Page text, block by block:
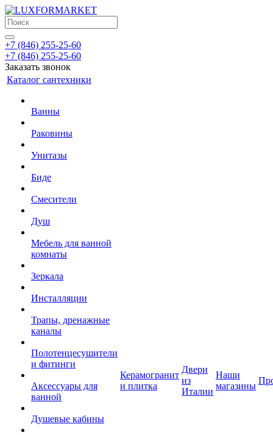
+7 (846) 255-25-60
+7 (846) 255-25-60
Заказать звонок
Каталог сантехники
Ванны
Раковины
Унитазы
Биде
Смесители
Душ
Мебель для ванной
комнаты
Зеркала
Инсталляции
Трапы, дренажные
каналы
Полотенцесушители
и фитинги
Аксессуары для
ванной
Душевые кабины
Керамогранит
и плитка
Двери
из
Италии
Наши
магазины